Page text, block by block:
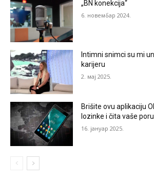
„BN konekcija“
6. новембар 2024.
Intimni snimci su mi
karijeru
2. мај 2025.
Brišite ovu aplikaciju
lozinke i čita vaše
16. јануар 2025.